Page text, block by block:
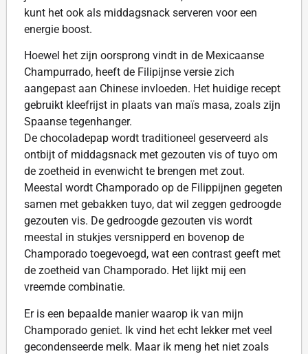
kunt het ook als middagsnack serveren voor een
energie boost.
Hoewel het zijn oorsprong vindt in de Mexicaanse
Champurrado, heeft de Filipijnse versie zich
aangepast aan Chinese invloeden. Het huidige recept
gebruikt kleefrijst in plaats van maïs masa, zoals zijn
Spaanse tegenhanger.
De chocoladepap wordt traditioneel geserveerd als
ontbijt of middagsnack met gezouten vis of tuyo om
de zoetheid in evenwicht te brengen met zout.
Meestal wordt Champorado op de Filippijnen gegeten
samen met gebakken tuyo, dat wil zeggen gedroogde
gezouten vis. De gedroogde gezouten vis wordt
meestal in stukjes versnipperd en bovenop de
Champorado toegevoegd, wat een contrast geeft met
de zoetheid van Champorado. Het lijkt mij een
vreemde combinatie.
Er is een bepaalde manier waarop ik van mijn
Champorado geniet. Ik vind het echt lekker met veel
gecondenseerde melk. Maar ik meng het niet zoals